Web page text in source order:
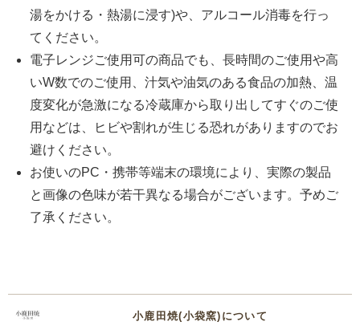
湯をかける・熱湯に浸す)や、アルコール消毒を行っ
てください。
電子レンジご使用可の商品でも、長時間のご使用や高
いW数でのご使用、汁気や油気のある食品の加熱、温
度変化が急激になる冷蔵庫から取り出してすぐのご使
用などは、ヒビや割れが生じる恐れがありますのでお
避けください。
お使いのPC・携帯等端末の環境により、実際の製品
と画像の色味が若干異なる場合がございます。予めご
了承ください。
小鹿田焼(小袋窯)について